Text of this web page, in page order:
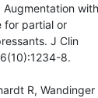
Augmentation with
for partial or
J Clin
8.
R, Wandinger